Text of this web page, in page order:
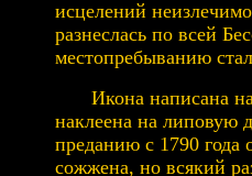
исцелений
разнеслась по всей
местопребыванию
Икона написана
наклеена на липовую
преданию с 1790
сожжена, но всякий